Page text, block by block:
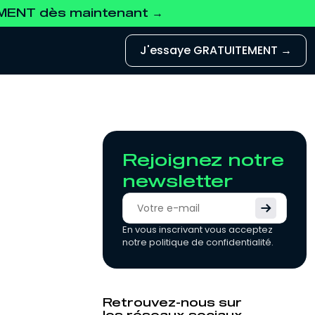
dès maintenant →
J'essaye GRATUITEMENT →
Rejoignez notre
newsletter
En vous inscrivant vous acceptez
notre politique de confidentialité.
Retrouvez-nous sur